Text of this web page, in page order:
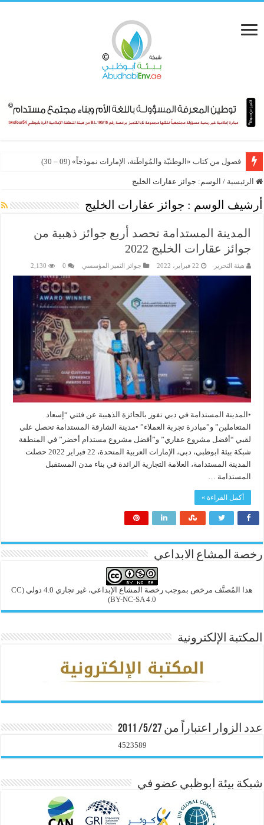
فصول من كتاب «الوطنيّة والمُواطَنة، الإمارات نموذجاً» (09 – 30)
الرئيسية / الوسم: جوائز عقارات الخليج
أرشيف الوسم : جوائز عقارات الخليج
المدينة المستدامة تحصد أربع جوائز ذهبية من
جوائز عقارات الخليج 2022
هيئة التحرير 22 فبراير، 2022 جوائز التميز المؤسسي 0
2,130
•المدينة المستدامة في دبي تفوز بالجائزة الذهبية عن فئتي “إسعاد
المتعاملين” و”مبادرة تجربة العملاء” •مدينة الشارقة المستدامة تحصل على
لقبي “أفضل مشروع عقاري” و”أفضل مشروع مستدام أخضر” في المنطقة
شبكة بيئة ابوظبي، دبي، الإمارات العربية المتحدة، 22 فبراير 2022 حصلت
المدينة المستدامة، العلامة التجارية الرائدة في بناء مدن المستقبل
المستدامة …
أكمل القراءة »
رخصة المشاع الابداعي
هذا المُصنَّف مرخص بموجب رخصة المشاع الإبداعي، غير تجاري 4.0 دولي
(CC
BY-NC-SA 4.0)
المكتبة الإلكترونية
عدد الزوار اعتباراً من 5/27/ 2011
4523589
شبكة بيئة ابوظبي عضو في